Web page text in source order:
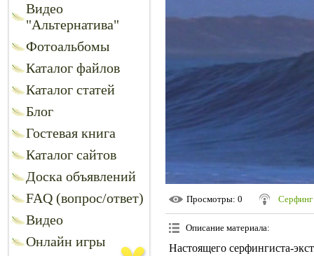
Видео
"Альтернатива"
Фотоальбомы
Каталог файлов
Каталог статей
Блог
Гостевая книга
Каталог сайтов
Доска объявлений
FAQ (вопрос/ответ)
Видео
Онлайн игры
Просмотры: 0 Серфинг
Описание материала:
Настоящего серфингиста-